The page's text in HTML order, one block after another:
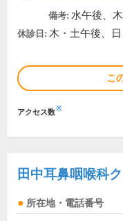
備考: 水午後、
休診日: 木・土午後、
こ
アクセス数※
田中耳鼻咽喉科
所在地・電話番号